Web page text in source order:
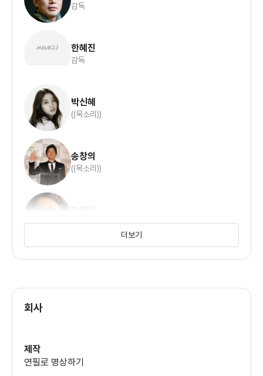
감독
한혜진
감독
박신혜
((목소리))
송창의
((목소리))
오연서
((목소리))
더보기
회사
제작
연필로 명상하기